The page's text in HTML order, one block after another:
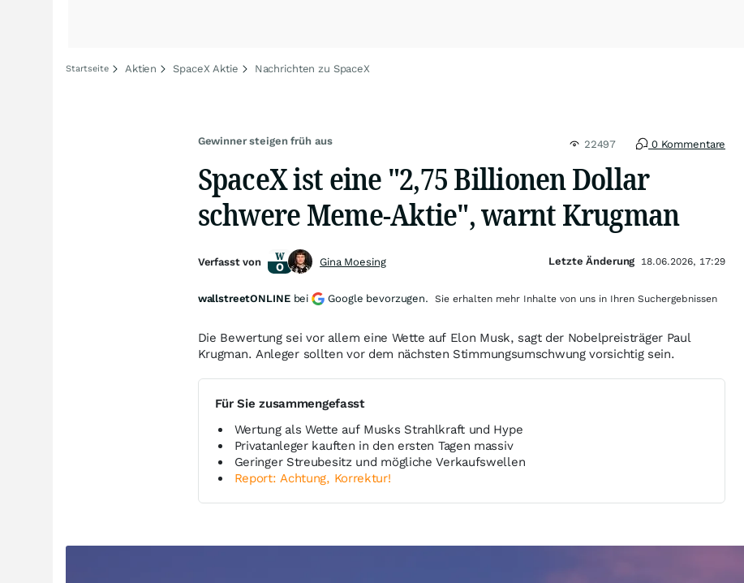
Startseite Aktien SpaceX Aktie Nachrichten zu SpaceX
Gewinner steigen früh aus 22497 0 Kommentare
SpaceX ist eine "2,75 Billionen Dollar
schwere Meme-Aktie", warnt Krugman
Die Bewertung sei vor allem eine Wette auf Elon Musk, sagt der Nobelpreisträger Paul
Krugman. Anleger sollten vor dem nächsten Stimmungsumschwung vorsichtig sein.
Für Sie zusammengefasst
Wertung als Wette auf Musks Strahlkraft und Hype
Privatanleger kauften in den ersten Tagen massiv
Geringer Streubesitz und mögliche Verkaufswellen
Report: Achtung, Korrektur!
Verfasst von Gina Moesing Letzte Änderung 18.06.2026, 17:29
wallstreetONLINE bei Google bevorzugen. Sie erhalten mehr Inhalte von uns in Ihren Suchergebnissen